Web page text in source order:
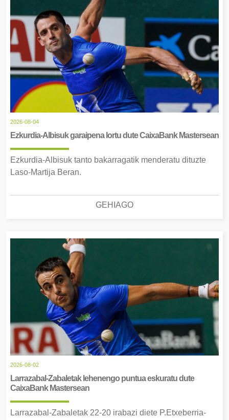
2026-08-04
Ezkurdia-Albisuk garaipena lortu dute CaixaBank Mastersean
Ezkurdia-Albisuk tanto bakarragatik menderatu dituzte
Laso-Martija Beran.
GEHIAGO
2026-08-02
Larrazabal-Zabaletak lehenengo puntua eskuratu dute
CaixaBank Mastersean
Larrazabal-Zabaletak 22-20 irabazi diete P.Etxeberria-